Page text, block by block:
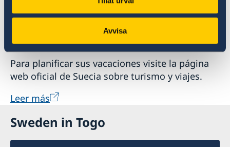
Avvisa
¡Le damos la bienvenida a Suecia!
Para planificar sus vacaciones visite la página
web oficial de Suecia sobre turismo y viajes.
Leer más
Sweden in Togo